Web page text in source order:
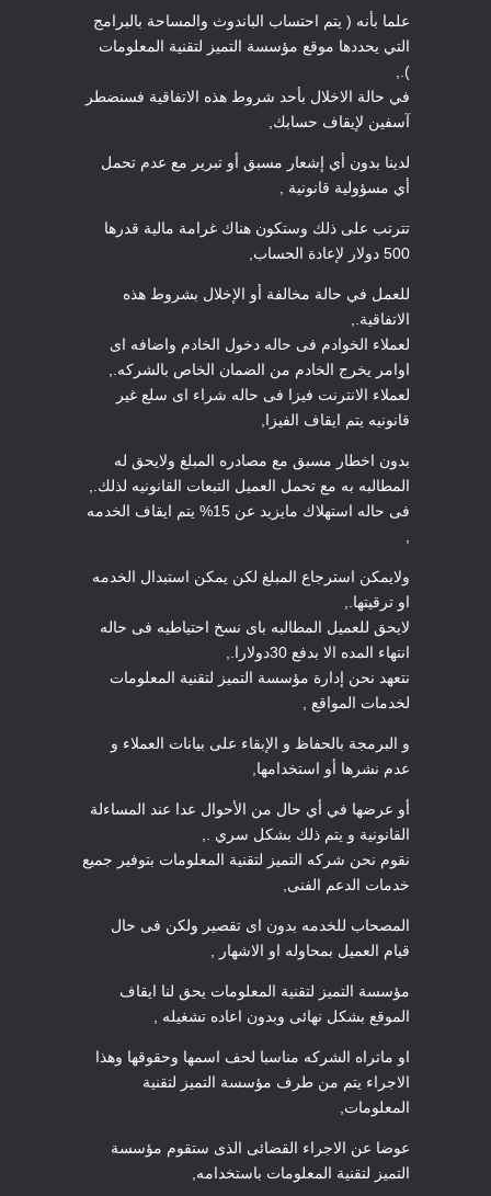
علما بأنه ( يتم احتساب الباندوث والمساحة بالبرامج
التي يحددها موقع مؤسسة التميز لتقنية المعلومات
).,
في حالة الاخلال بأحد شروط هذه الاتفاقية فسنضطر
آسفين لإيقاف حسابك,
لدينا بدون أي إشعار مسبق أو تبرير مع عدم تحمل
أي مسؤولية قانونية ,
تترتب على ذلك وستكون هناك غرامة مالية قدرها
500 دولار لإعادة الحساب,
للعمل في حالة مخالفة أو الإخلال بشروط هذه
الاتفاقية.,
لعملاء الخوادم فى حاله دخول الخادم واضافه اى
اوامر يخرج الخادم من الضمان الخاص بالشركه.,
لعملاء الانترنت فيزا فى حاله شراء اى سلع غير
قانونيه يتم ايقاف الفيزا,
بدون اخطار مسبق مع مصادره المبلغ ولايحق له
المطالبه به مع تحمل العميل التبعات القانونيه لذلك.,
فى حاله استهلاك مايزيد عن 15% يتم ايقاف الخدمه
ولايمكن استرجاع المبلغ لكن يمكن استبدال الخدمه
او ترقيتها.,
لايحق للعميل المطالبه باى نسخ احتياطيه فى حاله
انتهاء المده الا بدفع 30دولارا.,
نتعهد نحن إدارة مؤسسة التميز لتقنية المعلومات
لخدمات المواقع ,
و البرمجة بالحفاظ و الإبقاء على بيانات العملاء و
عدم نشرها أو استخدامها,
أو عرضها في أي حال من الأحوال عدا عند المساءلة
القانونية و يتم ذلك بشكل سري .,
نقوم نحن شركه التميز لتقنية المعلومات بتوفير جميع
خدمات الدعم الفنى,
المصحاب للخدمه بدون اى تقصير ولكن فى حال
قيام العميل بمحاوله او الاشهار ,
مؤسسة التميز لتقنية المعلومات يحق لنا ايقاف
الموقع بشكل نهائى وبدون اعاده تشغيله ,
او ماتراه الشركه مناسبا لحف اسمها وحقوقها وهذا
الاجراء يتم من طرف مؤسسة التميز لتقنية
المعلومات,
عوضا عن الاجراء القضائى الذى ستقوم مؤسسة
التميز لتقنية المعلومات باستخدامه,